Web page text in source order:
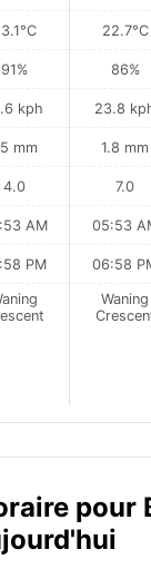
91%
kph
mm
4.0
AM
PM
22.7°C
86%
23.8
1.8 mm
7.0
05:53
06:58
Waning
pour